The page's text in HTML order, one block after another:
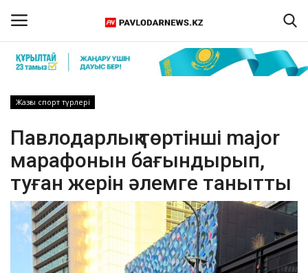
Тіркелу
Бізбен байланыс
ПАВЛОДАР ОБЛЫСЫ
ҚАЗАҚСТАН
ӘЛЕМ
Жазғы спорт түрлері
Павлодарлық төртінші major
марафонын бағындырып,
туған жерін әлемге танытты